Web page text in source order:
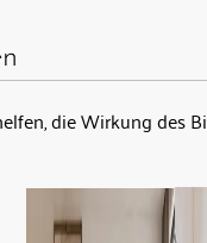
die Wirkung des